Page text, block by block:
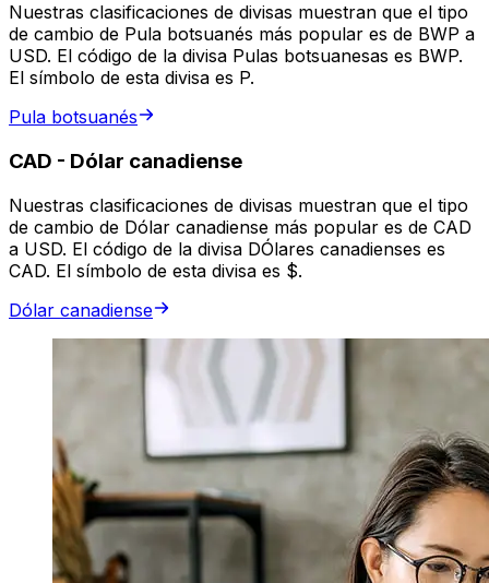
Nuestras clasificaciones de divisas muestran que el tipo
de cambio de Pula botsuanés más popular es de BWP a
USD. El código de la divisa Pulas botsuanesas es BWP.
El símbolo de esta divisa es P.
Pula botsuanés
CAD - Dólar canadiense
Nuestras clasificaciones de divisas muestran que el tipo
de cambio de Dólar canadiense más popular es de CAD
a USD. El código de la divisa DÓlares canadienses es
CAD. El símbolo de esta divisa es $.
Dólar canadiense